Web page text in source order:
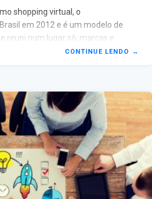
shopping virtual, o
em 2012 e é um modelo de
reuni num lugar só, marcas e
acaba facilitando a
crescido cada vez mais, mas
gente pode imaginar, não é há
e é sobre isso que
CONTINUE LENDO →